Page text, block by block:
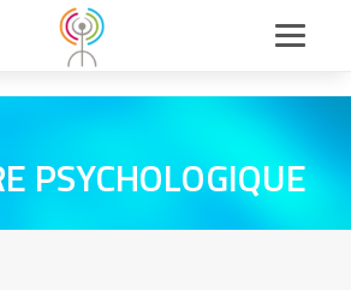
PSYCHOLOGIQUE